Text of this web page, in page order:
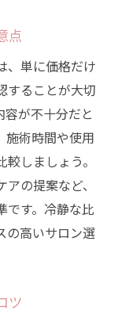
点
、単に価格だけ
することが大切
が不十分だと
施術時間や使用
しましょう。
の提案など、
です。冷静な比
の高いサロン選
ツ